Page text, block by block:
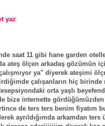
yaz
saat 11 gibi hane garden
ateş ölçen arkadaş gözümün
ya" diyerek ateşimi
çalışanların hiç birinde
orta yaşlı
bize internette gördüğümüzden
de ters ters benim fiyatım
ayrıldığımda arkamdan ters